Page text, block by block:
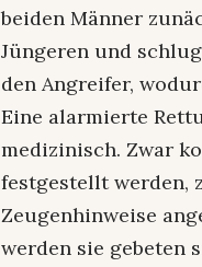
beiden Männer
Jüngeren und
den Angreifer,
Eine alarmierte
medizinisch. Zwar
festgestellt werden,
Zeugenhinweise
werden sie gebeten